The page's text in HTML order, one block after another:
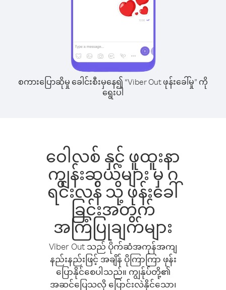
စကားပြောဆိုမှု ခေါင်းစီးမှနေ၍ “Viber Out ဖုန်းခေါ်မှု” ကို
ရွေးပါ
ဝေါလစ် နှင့် ဖူထူးနာ
ကျွန်းဆွယ်များ မှ ဂ
ရင်းလန် သို့ ဖုန်းခေါ်
ခြင်းအတွက်
အကြံပြုချက်များ
Viber Out သည် ပိုက်ဆံအကုန်အကျ
နည်းနည်းဖြင့် အချိန် ပိုကြာကြာ ဖုန်း
ပြောနိုင်စေပါသည်။ ကျွန်ုပ်တို့၏
အဆင်ပြေသလို ပြောင်းလဲနိုင်သော၊